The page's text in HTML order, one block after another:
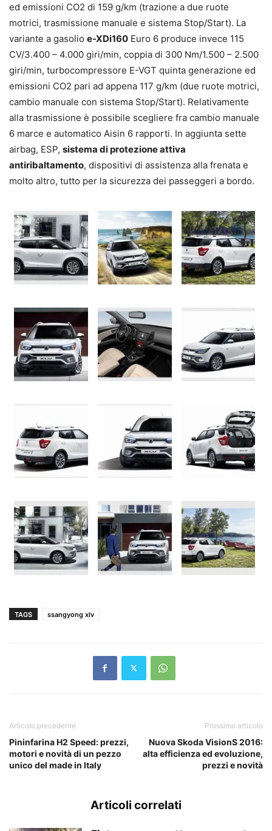
ed emissioni CO2 di 159 g/km (trazione a due ruote
motrici, trasmissione manuale e sistema Stop/Start). La
variante a gasolio e-XDi160 Euro 6 produce invece 115
CV/3.400 – 4.000 giri/min, coppia di 300 Nm/1.500 – 2.500
giri/min, turbocompressore E-VGT quinta generazione ed
emissioni CO2 pari ad appena 117 g/km (due ruote motrici,
cambio manuale con sistema Stop/Start). Relativamente
alla trasmissione è possibile scegliere fra cambio manuale
6 marce e automatico Aisin 6 rapporti. In aggiunta sette
airbag, ESP, sistema di protezione attiva
antiribaltamento, dispositivi di assistenza alla frenata e
molto altro, tutto per la sicurezza dei passeggeri a bordo.
TAGS ssangyong xlv
Articolo precedente
Pininfarina H2 Speed: prezzi,
motori e novità di un pezzo
unico del made in Italy
Prossimo articolo
Nuova Skoda VisionS 2016:
alta efficienza ed evoluzione,
prezzi e novità
Articoli correlati